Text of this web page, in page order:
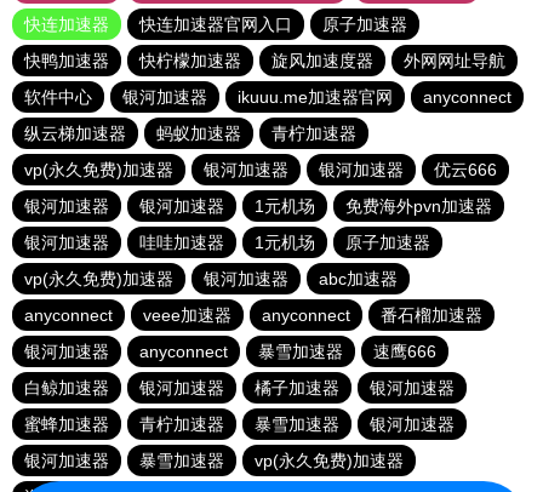
快连加速器
快连加速器官网入口
原子加速器
快鸭加速器
快柠檬加速器 旋风加速度器
外网网址导航
软件中心
银河加速器 ikuuu.me加速器官网
anyconnect
纵云梯加速器
蚂蚁加速器
青柠加速器
vp(永久免费)加速器
银河加速器 银河加速器
优云666
银河加速器
银河加速器 1元机场
免费海外pvn加速器
银河加速器
哇哇加速器 1元机场
原子加速器
vp(永久免费)加速器
银河加速器
abc加速器
anyconnect
veee加速器 anyconnect
番石榴加速器
银河加速器
anyconnect 暴雪加速器
速鹰666
白鲸加速器
银河加速器 橘子加速器
银河加速器
蜜蜂加速器
青柠加速器 暴雪加速器
银河加速器
银河加速器
暴雪加速器
vp(永久免费)加速器